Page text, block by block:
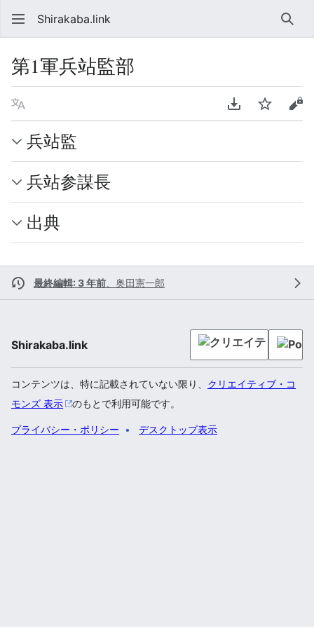
Shirakaba.link 検索
第1軍兵站監部
言語 PDFをダウンロ
ウォッチソ
兵站監
兵站参謀長
出典
最終編輯: 3 年前 奥田憲一郎
Shirakaba.link
コンテンツは、特に記載されていない限り、 クリエイティブ・コ
モンズ 表示
のもとで利用可能です。
プライバシー・ポリシー デスクトップ表示